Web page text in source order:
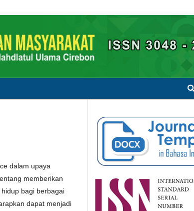
dalam upaya
memberikan
bagi berbagai
dapat menjadi